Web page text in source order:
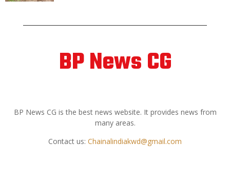
BP News CG
BP News CG is the best news website. It provides news from
many areas.
Contact us: Chainalindiakwd@gmail.com